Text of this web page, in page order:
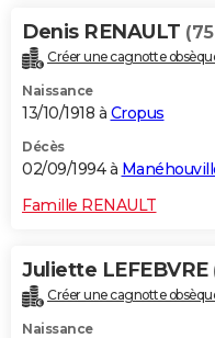
Denis RENAULT
Créer une cagnotte
Naissance
13/10/1918 à Cropus
Décès
02/09/1994 à
Famille RENAULT
Juliette LEFEBVRE
Créer une cagnotte
Naissance